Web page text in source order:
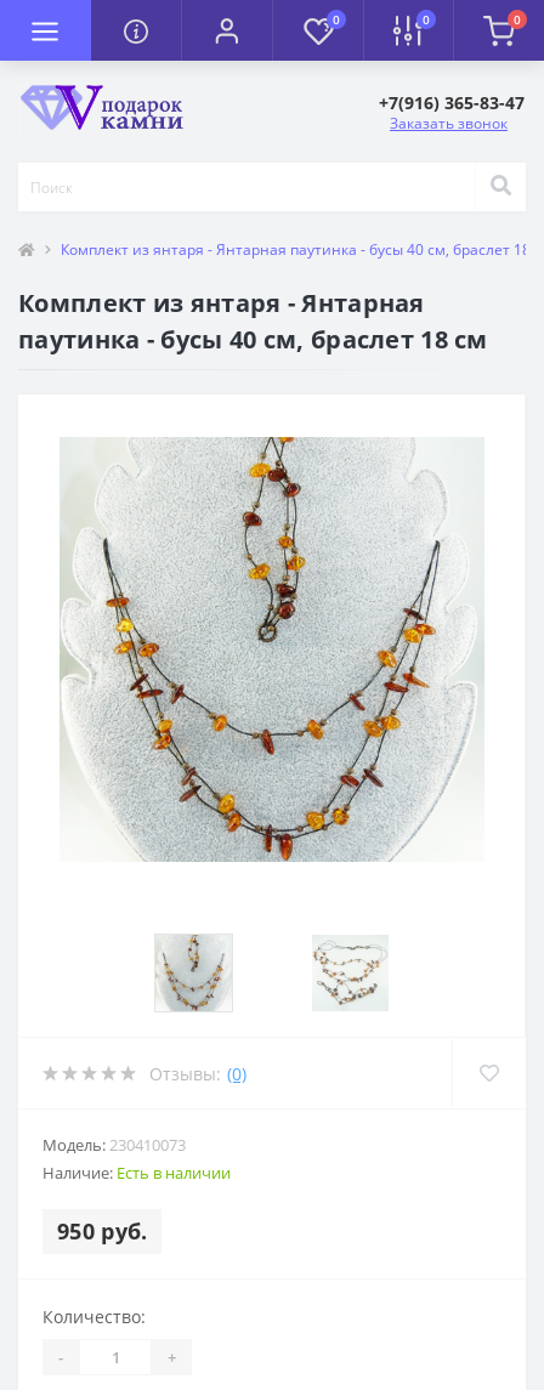
0 0 0
+7(916) 365-83-47
Заказать звонок
Комплект из янтаря - Янтарная паутинка - бусы 40 см, браслет 18
Комплект из янтаря - Янтарная
паутинка - бусы 40 см, браслет 18 см
Отзывы: (0)
Модель:230410073
Наличие: Есть в наличии
950 руб.
Количество:
- +